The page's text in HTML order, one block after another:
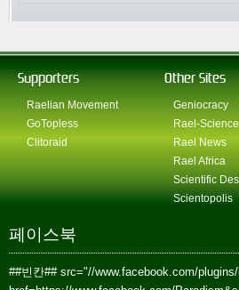
Supporters
Raelian Movement
GoTopless
Clitoraid
Other Sites
Geniocracy
Rael-Science
Rael News
Rael Africa
Scientific
Scientopolis
페이스북
##빈칸##src="//www.facebook.com/